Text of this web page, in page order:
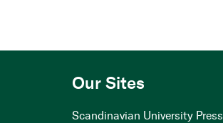
Our Sites
Scandinavian University Press